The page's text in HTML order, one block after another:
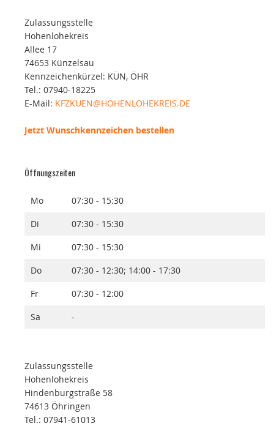
Zulassungsstelle
Hohenlohekreis
Allee 17
74653 Künzelsau
Kennzeichenkürzel: KÜN, ÖHR
Tel.: 07940-18225
E-Mail: KFZKUEN@HOHENLOHEKREIS.DE
Jetzt Wunschkennzeichen bestellen
Öffnungszeiten
Mo
07:30 - 15:30
Di
07:30 - 15:30
Mi
07:30 - 15:30
Do
07:30 - 12:30; 14:00 - 17:30
Fr
07:30 - 12:00
Sa
-
Zulassungsstelle
Hohenlohekreis
Hindenburgstraße 58
74613 Öhringen
Tel.: 07941-61013